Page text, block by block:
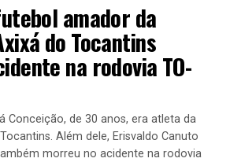
amador da
do Tocantins
na rodovia TO-
Conceição, de 30 anos, era atleta da
Além dele, Erisvaldo Canuto
morreu no acidente na rodovia